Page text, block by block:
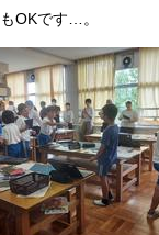
OKです…。